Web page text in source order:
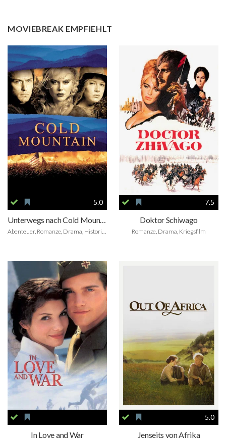
MOVIEBREAK EMPFIEHLT
5.0
Unterwegs nach Cold Mountain
7.5
Doktor Schiwago
Romanze, Drama, Kriegsfilm
In Love and War
5.0
Jenseits von Afrika